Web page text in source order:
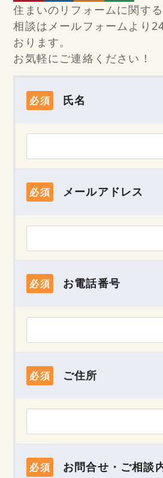
住まいのリフォームに関す
相談はメールフォームより
おります。
お気軽にご連絡ください！
必須 氏名
必須 メールアドレス
必須 お電話番号
必須 ご住所
必須 お問合せ・ご相談